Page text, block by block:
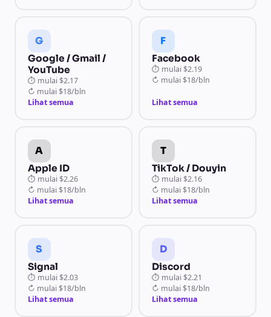
G
Google / Gmail /
YouTube
⏱ mulai $2.17
↻ mulai $18/bln
Lihat semua
F
Facebook
⏱ mulai $2.19
↻ mulai $18/bln
Lihat semua
A
Apple ID
⏱ mulai $2.26
↻ mulai $18/bln
Lihat semua
T
TikTok / Douyin
⏱ mulai $2.16
↻ mulai $18/bln
Lihat semua
S
Signal
⏱ mulai $2.03
↻ mulai $18/bln
Lihat semua
D
Discord
⏱ mulai $2.21
↻ mulai $18/bln
Lihat semua